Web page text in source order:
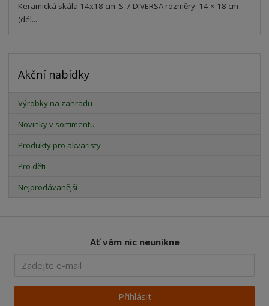
Keramická skála 14x18 cm S-7 DIVERSA rozměry: 14 × 18 cm
(dél...
Akční nabídky
Výrobky na zahradu
Novinky v sortimentu
Produkty pro akvaristy
Pro děti
Nejprodávanější
Ať vám nic neunikne
Přihlásit